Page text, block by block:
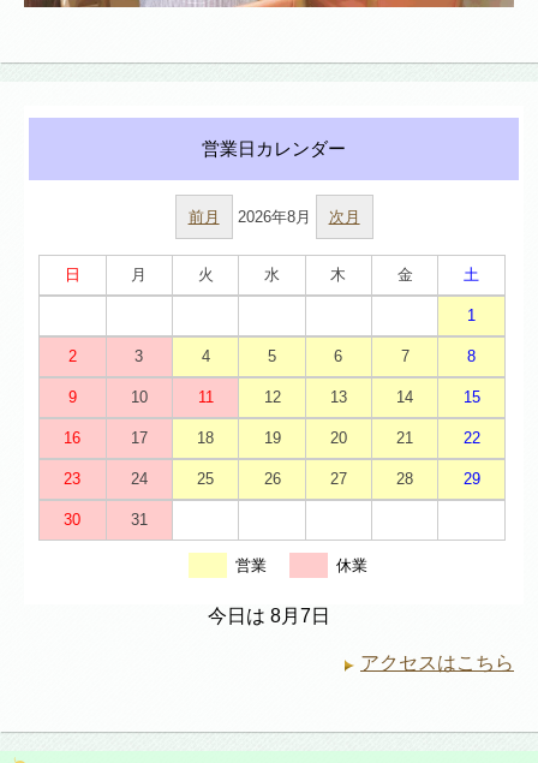
前月 2026年8月 次月
日 月 火 水 木 金 土
1
2 3 4 5 6 7 8
9 10 11 12 13 14 15
16 17 18 19 20 21 22
23 24 25 26 27 28 29
30 31
営業 休業
今日は 8月7日
アクセスはこちら